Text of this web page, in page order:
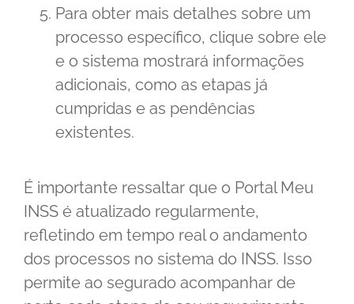
Para obter mais detalhes sobre um
processo específico, clique sobre ele
e o sistema mostrará informações
adicionais, como as etapas já
cumpridas e as pendências
existentes.
É importante ressaltar que o Portal Meu
INSS é atualizado regularmente,
refletindo em tempo real o andamento
dos processos no sistema do INSS. Isso
permite ao segurado acompanhar de